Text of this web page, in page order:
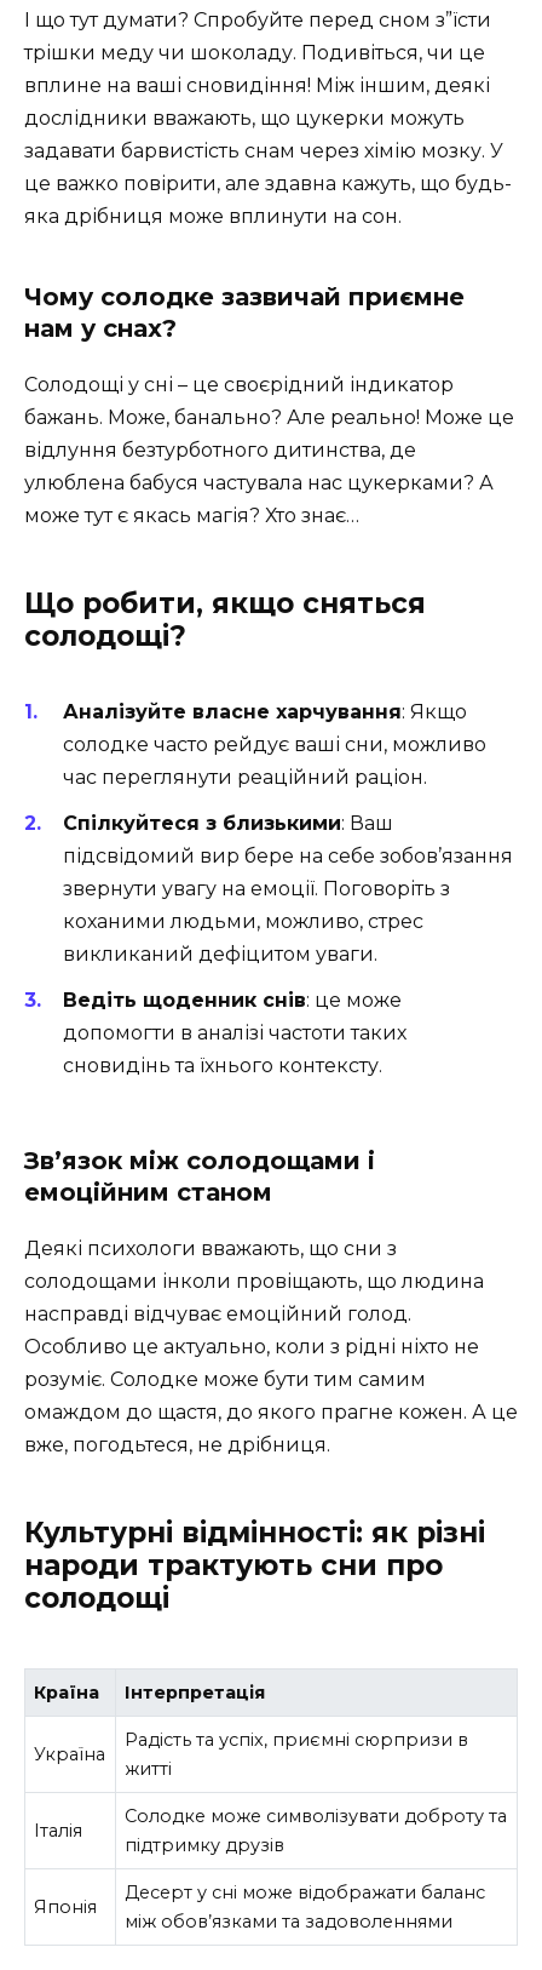
І що тут думати? Спробуйте перед сном з”їсти
трішки меду чи шоколаду. Подивіться, чи це
вплине на ваші сновидіння! Між іншим, деякі
дослідники вважають, що цукерки можуть
задавати барвистість снам через хімію мозку. У
це важко повірити, але здавна кажуть, що будь-
яка дрібниця може вплинути на сон.
Чому солодке зазвичай приємне
нам у снах?
Солодощі у сні – це своєрідний індикатор
бажань. Може, банально? Але реально! Може це
відлуння безтурботного дитинства, де
улюблена бабуся частувала нас цукерками? А
може тут є якась магія? Хто знає…
Що робити, якщо сняться
солодощі?
Аналізуйте власне харчування: Якщо
солодке часто рейдує ваші сни, можливо
час переглянути реаційний раціон.
Спілкуйтеся з близькими: Ваш
підсвідомий вир бере на себе зобов’язання
звернути увагу на емоції. Поговоріть з
коханими людьми, можливо, стрес
викликаний дефіцитом уваги.
Ведіть щоденник снів: це може
допомогти в аналізі частоти таких
сновидінь та їхнього контексту.
Зв’язок між солодощами і
емоційним станом
Деякі психологи вважають, що сни з
солодощами інколи провіщають, що людина
насправді відчуває емоційний голод.
Особливо це актуально, коли з рідні ніхто не
розуміє. Солодке може бути тим самим
омаждом до щастя, до якого прагне кожен. А це
вже, погодьтеся, не дрібниця.
Культурні відмінності: як різні
народи трактують сни про
солодощі
Країна Інтерпретація
Україна
Радість та успіх, приємні сюрпризи в
житті
Італія
Солодке може символізувати доброту та
підтримку друзів
Японія
Десерт у сні може відображати баланс
між обов’язками та задоволеннями